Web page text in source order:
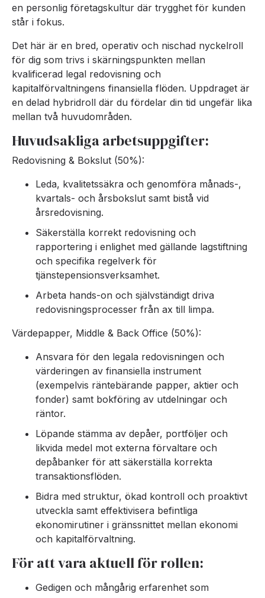
en personlig företagskultur där trygghet för kunden
står i fokus.
Det här är en bred, operativ och nischad nyckelroll
för dig som trivs i skärningspunkten mellan
kvalificerad legal redovisning och
kapitalförvaltningens finansiella flöden. Uppdraget är
en delad hybridroll där du fördelar din tid ungefär lika
mellan två huvudområden.
Huvudsakliga arbetsuppgifter:
Redovisning & Bokslut (50%):
Leda, kvalitetssäkra och genomföra månads-,
kvartals- och årsbokslut samt bistå vid
årsredovisning.
Säkerställa korrekt redovisning och
rapportering i enlighet med gällande lagstiftning
och specifika regelverk för
tjänstepensionsverksamhet.
Arbeta hands-on och självständigt driva
redovisningsprocesser från ax till limpa.
Värdepapper, Middle & Back Office (50%):
Ansvara för den legala redovisningen och
värderingen av finansiella instrument
(exempelvis räntebärande papper, aktier och
fonder) samt bokföring av utdelningar och
räntor.
Löpande stämma av depåer, portföljer och
likvida medel mot externa förvaltare och
depåbanker för att säkerställa korrekta
transaktionsflöden.
Bidra med struktur, ökad kontroll och proaktivt
utveckla samt effektivisera befintliga
ekonomirutiner i gränssnittet mellan ekonomi
och kapitalförvaltning.
För att vara aktuell för rollen:
Gedigen och mångårig erfarenhet som